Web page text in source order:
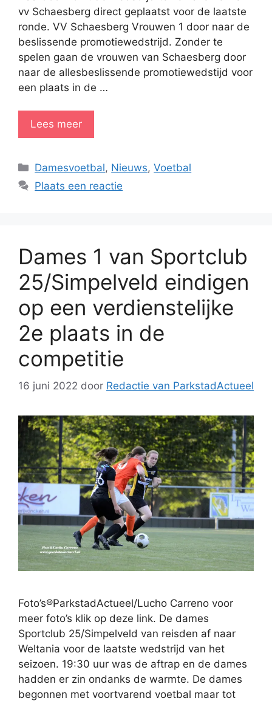
vv Schaesberg direct geplaatst voor de laatste
ronde. VV Schaesberg Vrouwen 1 door naar de
beslissende promotiewedstrijd. Zonder te
spelen gaan de vrouwen van Schaesberg door
naar de allesbeslissende promotiewedstijd voor
een plaats in de …
Lees meer
Categorieën
Damesvoetbal, Nieuws,Voetbal
Plaats een reactie
Dames 1 van Sportclub
25/Simpelveld eindigen
op een verdienstelijke
2e plaats in de
competitie
16 juni 2022 door Redactie van ParkstadActueel
Foto’s®ParkstadActueel/Lucho Carreno voor
meer foto’s klik op deze link. De dames
Sportclub 25/Simpelveld van reisden af naar
Weltania voor de laatste wedstrijd van het
seizoen. 19:30 uur was de aftrap en de dames
hadden er zin ondanks de warmte. De dames
begonnen met voortvarend voetbal maar tot